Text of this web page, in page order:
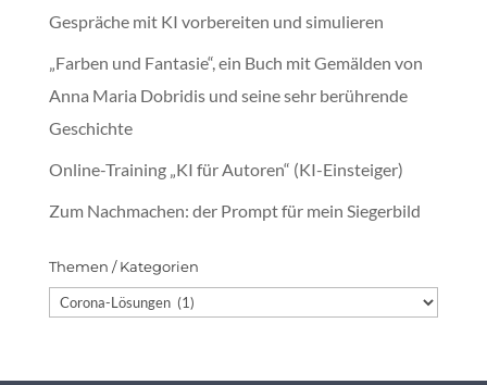
Gespräche mit KI vorbereiten und simulieren
„Farben und Fantasie“, ein Buch mit Gemälden von
Anna Maria Dobridis und seine sehr berührende
Geschichte
Online-Training „KI für Autoren“ (KI-Einsteiger)
Zum Nachmachen: der Prompt für mein Siegerbild
Themen / Kategorien
Themen